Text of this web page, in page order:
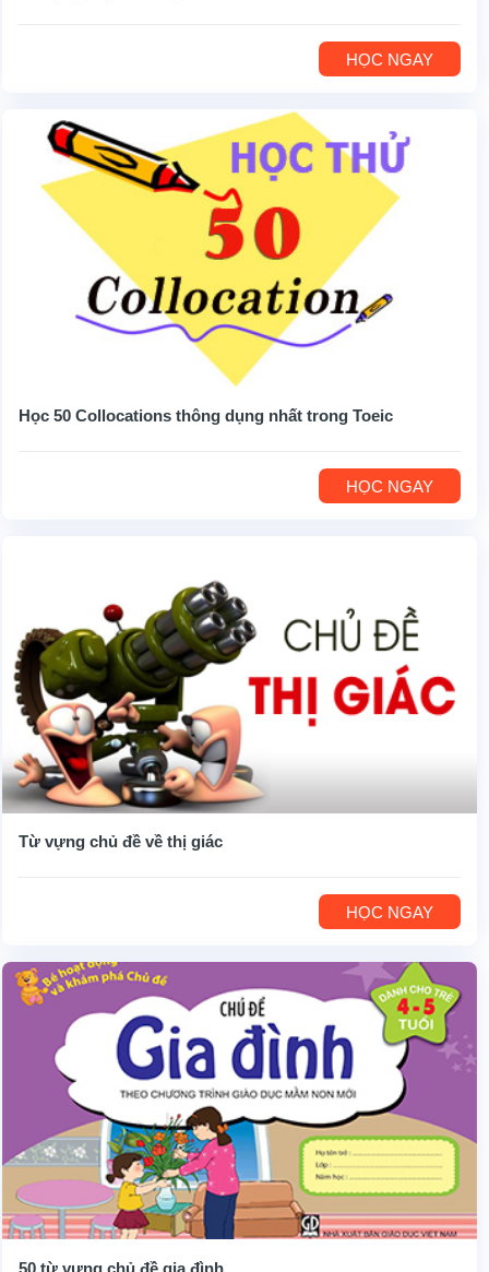
HỌC NGAY
Học 50 Collocations thông dụng nhất trong Toeic
HỌC NGAY
Từ vựng chủ đề về thị giác
HỌC NGAY
50 từ vựng chủ đề gia đình